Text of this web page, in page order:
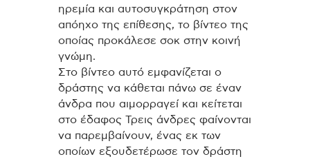
ηρεμία και αυτοσυγκράτηση στον
απόηχο της επίθεσης, το βίντεο της
οποίας προκάλεσε σοκ στην κοινή
γνώμη.
Στο βίντεο αυτό εμφανίζεται ο
δράστης να κάθεται πάνω σε έναν
άνδρα που αιμορραγεί και κείτεται
στο έδαφος Τρεις άνδρες φαίνονται
να παρεμβαίνουν, ένας εκ των
οποίων εξουδετέρωσε τον δράστη